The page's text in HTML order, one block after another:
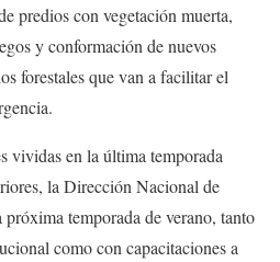
predios con vegetación muerta,
y conformación de nuevos
forestales que van a facilitar el
vividas en la última temporada
la Dirección Nacional de
temporada de verano, tanto
como con capacitaciones a